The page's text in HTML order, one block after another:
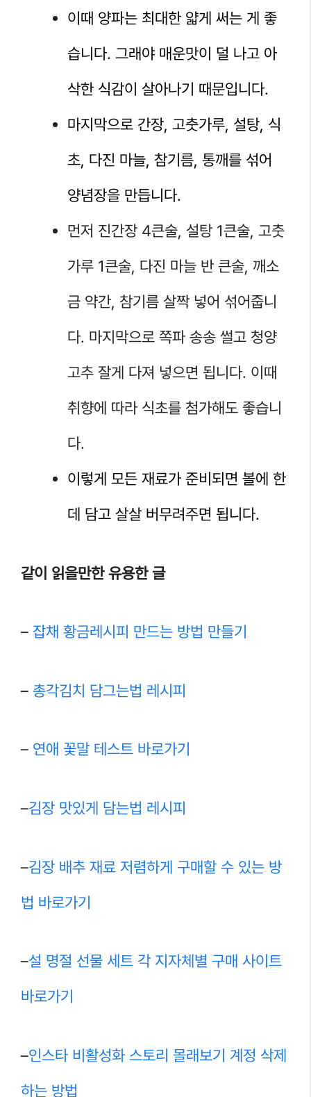
이때 양파는 최대한 얇게 써는 게 좋
습니다. 그래야 매운맛이 덜 나고 아
삭한 식감이 살아나기 때문입니다.
마지막으로 간장, 고춧가루, 설탕, 식
초, 다진 마늘, 참기름, 통깨를 섞어
양념장을 만듭니다.
먼저 진간장 4큰술, 설탕 1큰술, 고춧
가루 1큰술, 다진 마늘 반 큰술, 깨소
금 약간, 참기름 살짝 넣어 섞어줍니
다. 마지막으로 쪽파 송송 썰고 청양
고추 잘게 다져 넣으면 됩니다. 이때
취향에 따라 식초를 첨가해도 좋습니
다.
이렇게 모든 재료가 준비되면 볼에 한
데 담고 살살 버무려주면 됩니다.
같이 읽을만한 유용한 글
– 잡채 황금레시피 만드는 방법 만들기
– 총각김치 담그는법 레시피
– 연애 꽃말 테스트 바로가기
–김장 맛있게 담는법 레시피
–김장 배추 재료 저렴하게 구매할 수 있는 방
법 바로가기
–설 명절 선물 세트 각 지자체별 구매 사이트
바로가기
–인스타 비활성화 스토리 몰래보기 계정 삭제
하는 방법